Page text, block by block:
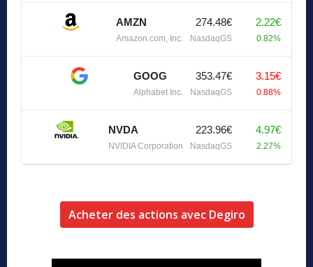
AMZN
Amazon.com, Inc.
274.48€
NasdaqGS
2.22€
0.82%
GOOG
Alphabet Inc.
353.47€
NasdaqGS
3.15€
0.88%
NVDA
NVIDIA Corporation
223.96€
NasdaqGS
4.97€
2.27%
Acheter des actions avec Degiro